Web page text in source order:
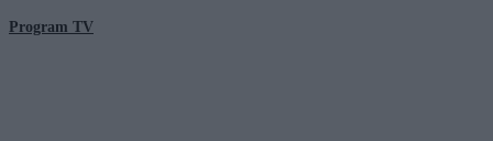
Program TV